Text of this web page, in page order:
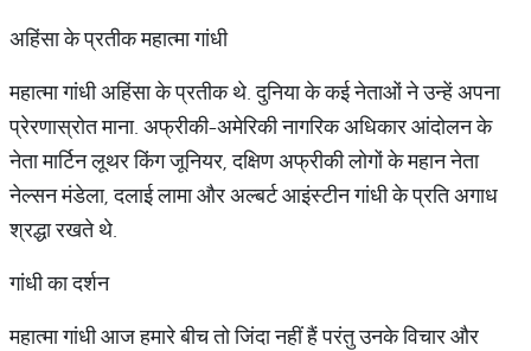
अहिंसा के प्रतीक महात्मा गांधी
महात्मा गांधी अहिंसा के प्रतीक थे. दुनिया के कई नेताओं ने उन्हें अपना
प्रेरणास्रोत माना. अफ्रीकी-अमेरिकी नागरिक अधिकार आंदोलन के
नेता मार्टिन लूथर किंग जूनियर, दक्षिण अफ्रीकी लोगों के महान नेता
नेल्सन मंडेला, दलाई लामा और अल्बर्ट आइंस्टीन गांधी के प्रति अगाध
श्रद्धा रखते थे.
गांधी का दर्शन
महात्मा गांधी आज हमारे बीच तो जिंदा नहीं हैं परंतु उनके विचार और